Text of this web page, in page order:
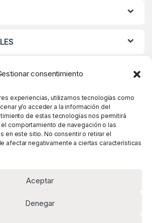
consentimiento
experiencias, utilizamos tecnologías como
y/o acceder a la información del
de estas tecnologías nos permitirá
comportamiento de navegación o las
en este sitio. No consentir o retirar el
afectar negativamente a ciertas características
Aceptar
Denegar